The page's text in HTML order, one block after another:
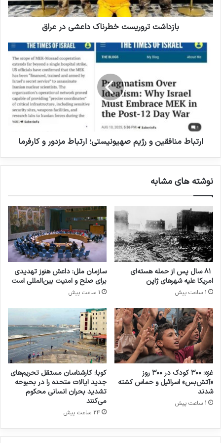
مشترک فرهنگی استوار باشند.
نوشته های مشابه
انتشار شاخص تروریسم جهانی در
سال 2022: افغانستان همچنان در
صدر متاثرین از تروریسم
19 مارس 2023
بررسی فیلم‌ها و سریال‌های ایرانی با
19 می 2025
وی در ادامه، بر نقش فرهنگ مقاومت و آموزش‌های
همگانی در ایجاد امنیت فرهنگی و جلوگیری از نفوذ
افراط‌گرایان و تروریست‌ها تأکید کرد و گفت: در کنار
ارتقای فناوری‌های نوین، باید فرهنگ مقاومت،
فرهنگی، آموزشی و رسانه‌ای به‌صورت پیوسته نهادینه
گردد. سرمایه‌گذاری در آموزش‌های پیشرفته،
بهره‌گیری از فناوری‌های نوین در تحلیل داده‌های
اطلاعاتی، و توسعه شبکه‌های تحلیل و پایش مرزی،
جذب نیروهای انسانی و پژوهشگران، پایه‌های اصلی
کاهش خسارات و پیشگیری از عملیات تروریستی
بازداشت تروریست خطرناک داعشی در عراق
ارتباط منافقین و رژیم صهیونیستی؛ ارتباط مزدور و کارفرما
نوشته های مشابه
۸۱ سال پس از حمله هسته‌ای
امریکا علیه شهرهای ژاپن
1 ساعت پیش
سازمان ملل: داعش هنوز تهدیدی
برای صلح و امنیت بین‌المللی است
1 ساعت پیش
غزه: ۳۰۰ کودک در ۳۰۰ روز
«آتش‌بس» اسرائیل و حماس کشته
شدند
1 ساعت پیش
کوبا: کارشناسان مستقل تحریم‌های
جدید ایالات متحده را در بحبوحه
تشدید بحران انسانی محکوم
می‌کنند
24 ساعت پیش